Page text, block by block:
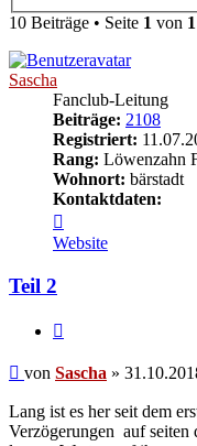
10 Beiträge • Seite 1 von 1
Sascha
Fanclub-Leitung
Beiträge: 2108
Registriert:
Rang: Löwenzahn
Wohnort: bärstadt
Kontaktdaten:
von
Sascha
Website
Teil 2
Beitrag
von Sascha »
Lang ist es her seit dem
Verzögerungen auf seiten